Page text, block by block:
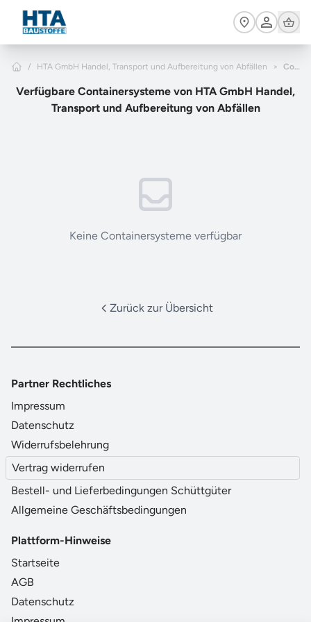
Zum Hauptinhalt springen
Home
Cart
/ HTA GmbH Handel, Transport und Aufbereitung von Abfällen > Containersysteme
Verfügbare Containersysteme von HTA GmbH Handel,
Transport und Aufbereitung von Abfällen
Keine Containersysteme verfügbar
Zurück zur Übersicht
Partner Rechtliches
Impressum
Datenschutz
Widerrufsbelehrung
Vertrag widerrufen
Bestell- und Lieferbedingungen Schüttgüter
Allgemeine Geschäftsbedingungen
Plattform-Hinweise
Startseite
AGB
Datenschutz